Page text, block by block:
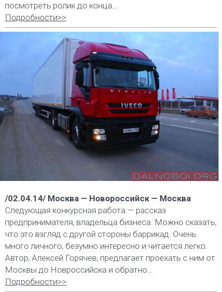
посмотреть ролик до конца…
Подробности>>
/02.04.14/ Москва — Новороссийск — Москва
Следующая конкурсная работа — рассказ
предпринимателя, владельца бизнеса. Можно сказать,
что это взгляд с другой стороны баррикад. Очень
много личного, безумно интересно и читается легко.
Автор, Алексей Горячев, предлагает проехать с ним от
Москвы до Новроссийска и обратно…
Подробности>>